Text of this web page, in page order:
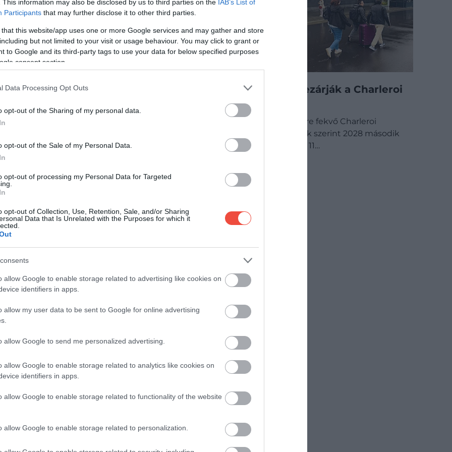
This information may also be disclosed by us to third parties on the IAB’s List of
Participants that may further disclose it to other third parties.
that this website/app uses one or more Google services and may gather and store
but not limited to your visit or usage behaviour. You may click to grant or
to Google and its third-party tags to use your data for below specified purposes
consent section.
Data Processing Opt Outs
opt-out of the Sharing of my personal data.
opt-out of the Sale of my Personal Data.
opt-out of processing my Personal Data for Targeted
opt-out of Collection, Use, Retention, Sale, and/or Sharing
Data that Is Unrelated with the Purposes for which it
allow Google to enable storage related to advertising like cookies on
identifiers in apps.
allow my user data to be sent to Google for online advertising
allow Google to send me personalized advertising.
allow Google to enable storage related to analytics like cookies on
identifiers in apps.
allow Google to enable storage related to functionality of the website
allow Google to enable storage related to personalization.
4 ingyenes alkalmazás, amiben a
miután – online vagy a check-in pultnál –
FaceBoarding standhoz lépve
és az arcunkat – ismerteti a procedúrát a
még az idén bevezeti a biometrikus
Hónapokra lezárják a Charleroi
repülőteret
A Brüsszeltől délre fekvő Charleroi
repülőtér a tervek szerint 2028 második
felében mintegy 11…